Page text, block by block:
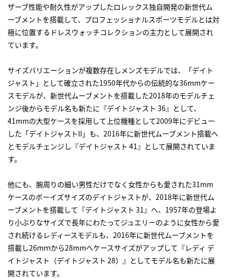
ザーブ性能や耐久性がアップしたロレックス独自開発の新世代ム
ーブメントを搭載して、プロフェッショナルスポーツモデルとは対
極に位置するドレスウォッチコレクションの主力として展開され
ています。
サイズバリエーションが複数存在しメンズモデルでは、「デイト
ジャスト」として確立された1950年代からの伝統的な36mmケー
スモデルが、新世代ムーブメントを搭載した2018年のモデルチェ
ンジ後からモデル名も新たに『デイトジャスト 36』として、
41mmの大型ケースを採用して上位機種として2009年にデビュー
した「デイトジャストII」も、2016年に新世代ムーブメント搭載へ
とモデルチェンジし『デイトジャスト 41』として展開されていま
す。
他にも、腕周りの細い男性だけでなく女性からも愛された31mm
ケースのボーイズサイズのデイトジャストが、2018年に新世代ム
ーブメントを搭載して『デイトジャスト 31』へ、1957年の登場よ
り小ぶりなサイズで長年にわたってジュエリーのように女性から愛
され続けるレディースモデルも、2016年に新世代ムーブメントを
搭載し26mｍから28mmへケースサイズがアップして『レディ デ
イトジャスト（デイトジャスト 28）』としてモデル名も新たに展
開されています。